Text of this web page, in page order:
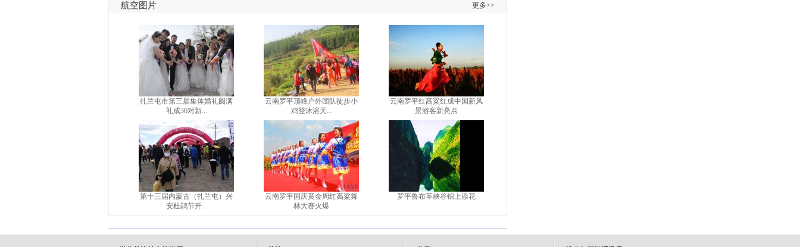
航空图片 更多>>
扎兰屯市第三届集体婚礼圆满
礼成36对新...
第十三届内蒙古（扎兰屯）兴
安杜鹃节开...
云南罗平顶峰户外团队徒步小
鸡登沐浴天...
云南罗平国庆黄金周红高粱舞
林大赛火爆
云南罗平红高粱红成中国新风
景游客新亮点
罗平鲁布革峡谷锦上添花